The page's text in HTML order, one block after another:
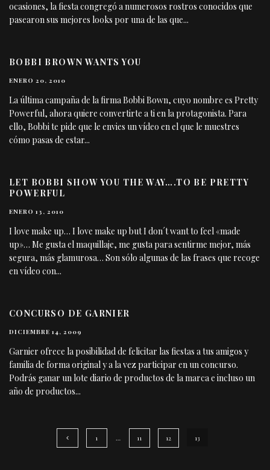
ocasiones, la fiesta congregó a numerosos rostros conocidos que
pasearon sus mejores looks por una de las que...
BOBBI BROWN WANTS YOU
ENERO 20, 2010
La última campaña de la firma Bobbi Bown, cuyo nombre es Pretty
Powerful, ahora quiere convertirte a ti en la protagonista. Para
ello, Bobbi te pide que le envies un vídeo en el que le muestres
cómo pasas de estar...
LET BOBBI SHOW YOU THE WAY….TO BE PRETTY
POWERFUL
ENERO 13, 2010
I love make up… I love make up but I don´t want to feel «made
up»… Me gusta el maquillaje, me gusta para sentirme mejor, más
segura, más glamurosa… Son sólo algunas de las frases que recoge
en vídeo con...
CONCURSO DE GARNIER
DICIEMBRE 14, 2009
Garnier ofrece la posibilidad de felicitar las fiestas a tus amigos y
familia de forma original y a la vez participar en un concurso.
Podrás ganar un lote diario de productos de la marca e incluso un
año de productos...
1 … 11 12 13